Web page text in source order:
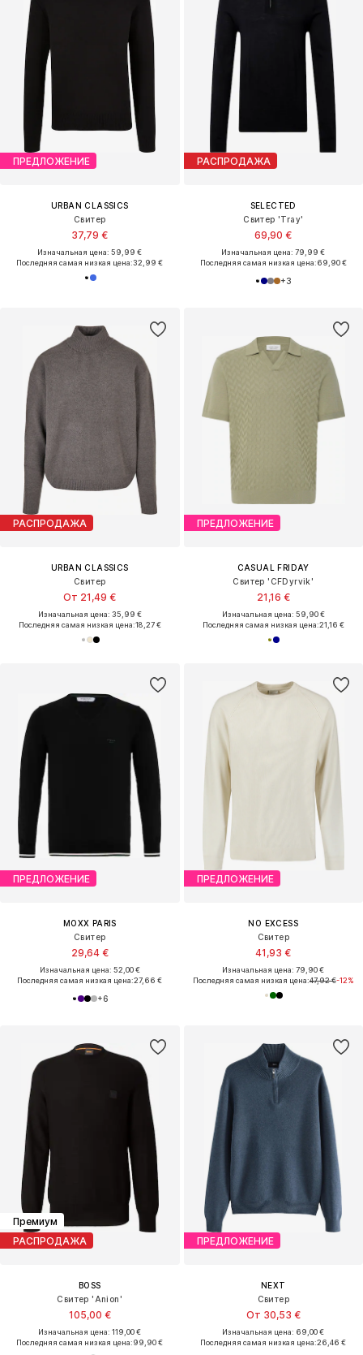
ПРЕДЛОЖЕНИЕ
URBAN CLASSICS
Свитер
37,79 €
Изначальная цена: 59,99 €
Последняя самая низкая цена:32,99 €
РАСПРОДАЖА
SELECTED
Свитер 'Tray'
69,90 €
Изначальная цена: 79,99 €
Последняя самая низкая цена:69,90 €
+3
РАСПРОДАЖА
URBAN CLASSICS
Свитер
От 21,49 €
Изначальная цена: 35,99 €
Последняя самая низкая цена:18,27 €
ПРЕДЛОЖЕНИЕ
CASUAL FRIDAY
Свитер 'CFDyrvik'
21,16 €
Изначальная цена: 59,90 €
Последняя самая низкая цена:21,16 €
ПРЕДЛОЖЕНИЕ
MOXX PARIS
Свитер
29,64 €
Изначальная цена: 52,00 €
Последняя самая низкая цена:27,66 €
+6
ПРЕДЛОЖЕНИЕ
NO EXCESS
Свитер
41,93 €
Изначальная цена: 79,90 €
Последняя самая низкая цена:47,92 €-12%
Премиум
РАСПРОДАЖА
BOSS
Свитер 'Anion'
105,00 €
Изначальная цена: 119,00 €
Последняя самая низкая цена:99,90 €
ПРЕДЛОЖЕНИЕ
NEXT
Свитер
От 30,53 €
Изначальная цена: 69,00 €
Последняя самая низкая цена:26,46 €